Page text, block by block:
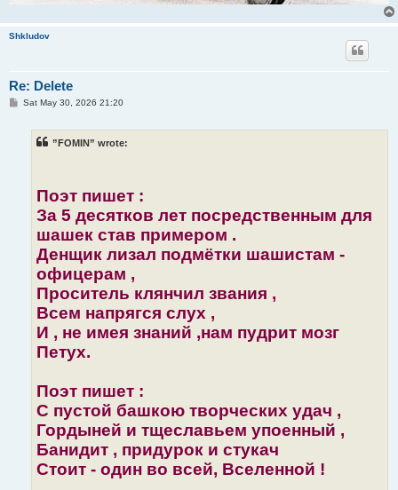
Shkludov
Re: Delete
PSat May 30, 2026 21:20
”FOMIN” wrote:
Поэт пишет :
За 5 десятков лет посредственным для
шашек став примером .
Денщик лизал подмётки шашистам -
офицерам ,
Проситель клянчил звания ,
Всем напрягся слух ,
И , не имея знаний ,нам пудрит мозг
Петух.
Поэт пишет :
С пустой башкою творческих удач ,
Гордыней и тщеславьем упоенный ,
Банидит , придурок и стукач
Стоит - один во всей, Вселенной !